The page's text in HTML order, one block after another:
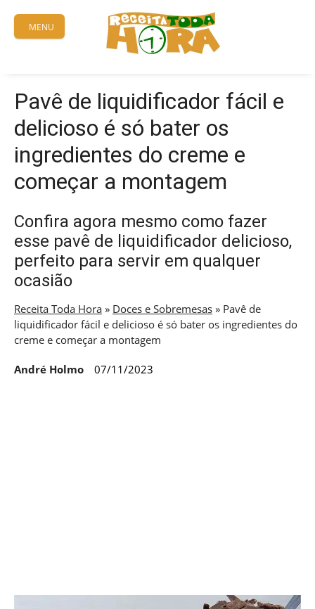
content
MENU
Pavê de liquidificador fácil e
delicioso é só bater os
ingredientes do creme e
começar a montagem
Confira agora mesmo como fazer
esse pavê de liquidificador delicioso,
perfeito para servir em qualquer
ocasião
Receita Toda Hora » Doces e Sobremesas » Pavê de
liquidificador fácil e delicioso é só bater os ingredientes do
creme e começar a montagem
André Holmo 07/11/2023